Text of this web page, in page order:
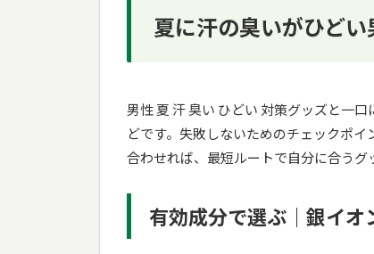
夏に汗の臭いがひど
男性 夏 汗 臭い ひどい 対策グッズと一
どです。失敗しないためのチェックポ
合わせれば、最短ルートで自分に合うグ
有効成分で選ぶ｜銀イ